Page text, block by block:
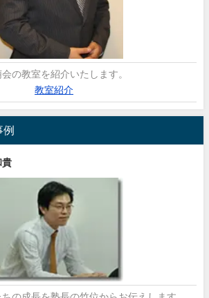
の教室を紹介いたします。
教室紹介
貴